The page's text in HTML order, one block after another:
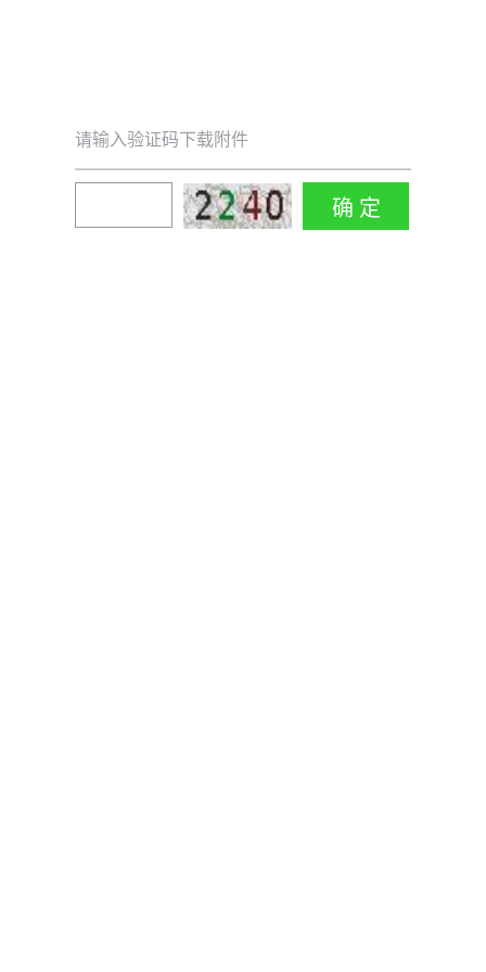
请输入验证码下载附件